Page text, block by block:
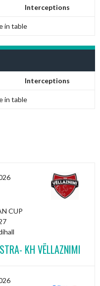
Interceptions
in table
Interceptions
in table
CUP
KH VËLLAZNIMI